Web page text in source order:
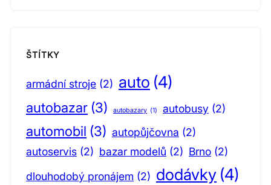
ŠTÍTKY
armádní stroje (2) auto (4)
autobazar (3) autobazary (1) autobusy (2)
automobil (3) autopůjčovna (2)
autoservis (2) bazar modelů (2) Brno (2)
dlouhodobý pronájem (2) dodávky (4)